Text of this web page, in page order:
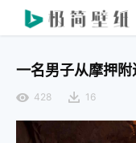
一名男子从摩押附
428 16